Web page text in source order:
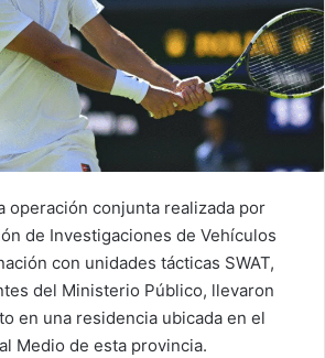
operación conjunta realizada por
de Investigaciones de Vehículos
con unidades tácticas SWAT,
del Ministerio Público, llevaron
en una residencia ubicada en el
Medio de esta provincia.